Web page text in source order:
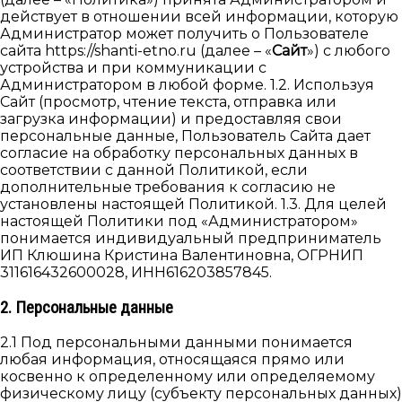
действует в отношении всей информации, которую
Администратор может получить о Пользователе
сайта https://shanti-etno.ru (далее – «Сайт») с любого
устройства и при коммуникации с
Администратором в любой форме. 1.2. Используя
Cайт (просмотр, чтение текста, отправка или
загрузка информации) и предоставляя свои
персональные данные, Пользователь Сайта дает
согласие на обработку персональных данных в
соответствии с данной Политикой, если
дополнительные требования к согласию не
установлены настоящей Политикой. 1.3. Для целей
настоящей Политики под «Администратором»
понимается индивидуальный предприниматель
ИП Клюшина Кристина Валентиновна, ОГРНИП
311616432600028, ИНН616203857845.
2. Персональные данные
2.1 Под персональными данными понимается
любая информация, относящаяся прямо или
косвенно к определенному или определяемому
физическому лицу (субъекту персональных данных)